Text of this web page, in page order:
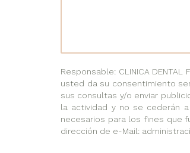
Responsable: CLINICA DENTAL
usted da su consentimiento
sus consultas y/o enviar
la actividad y no se cederán
necesarios para los fines que
dirección de e-Mail: